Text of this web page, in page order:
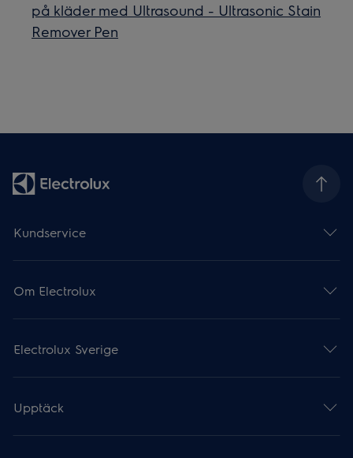
på kläder med Ultrasound - Ultrasonic Stain
Remover Pen
Kundservice
Om Electrolux
Electrolux Sverige
Upptäck